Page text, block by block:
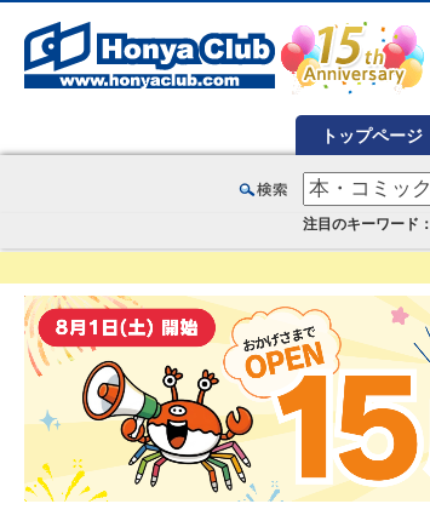
トップページ
注目のキーワード：